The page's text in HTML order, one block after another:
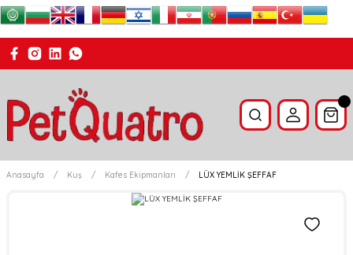
Anasayfa Kuş Kafes Ekipmanları LÜX YEMLİK ŞEFFAF